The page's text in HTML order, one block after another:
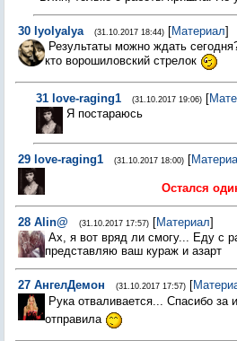
30 lyolyalya (31.10.2017 18:44) [Материал]
Результаты можно ждать
кто ворошиловский стрелок
31 love-raging1 (31.10.2017 19:06) [
Я постараюсь
29 love-raging1 (31.10.2017 18:00) [
Остался
28 Alin@ (31.10.2017 17:57) [Материал]
Ах, я вот вряд ли смогу... Еду с
представляю ваш кураж и азарт
27 АнгелДемон (31.10.2017 17:57) [
Рука отваливается... Спасибо за
отправила